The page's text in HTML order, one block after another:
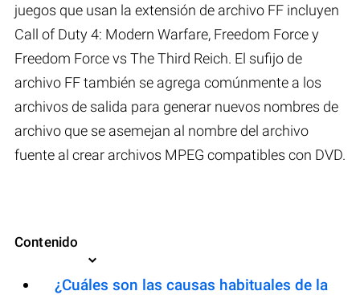
juegos que usan la extensión de archivo FF incluyen
Call of Duty 4: Modern Warfare, Freedom Force y
Freedom Force vs The Third Reich. El sufijo de
archivo FF también se agrega comúnmente a los
archivos de salida para generar nuevos nombres de
archivo que se asemejan al nombre del archivo
fuente al crear archivos MPEG compatibles con DVD.
Contenido
¿Cuáles son las causas habituales de la